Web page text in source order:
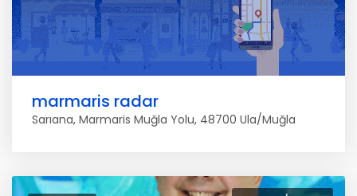
marmaris radar
Sarıana, Marmaris Muğla Yolu, 48700 Ula/Muğla